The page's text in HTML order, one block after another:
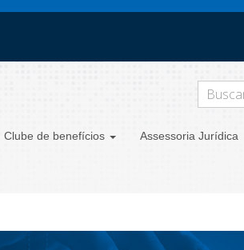
Clube de benefícios Assessoria Jurídica